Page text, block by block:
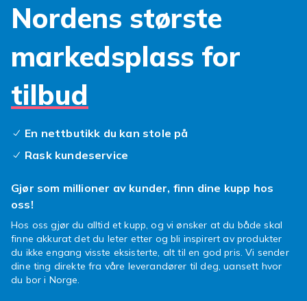
Nordens største
markedsplass for
tilbud
En nettbutikk du kan stole på
Rask kundeservice
Gjør som millioner av kunder, finn dine kupp hos
oss!
Hos oss gjør du alltid et kupp, og vi ønsker at du både skal
finne akkurat det du leter etter og bli inspirert av produkter
du ikke engang visste eksisterte, alt til en god pris. Vi sender
dine ting direkte fra våre leverandører til deg, uansett hvor
du bor i Norge.